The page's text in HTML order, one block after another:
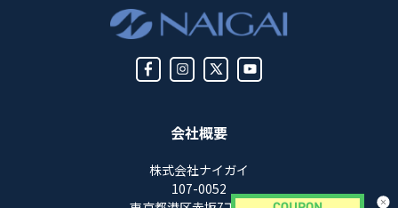
会社概要
株式会社ナイガイ
107-0052